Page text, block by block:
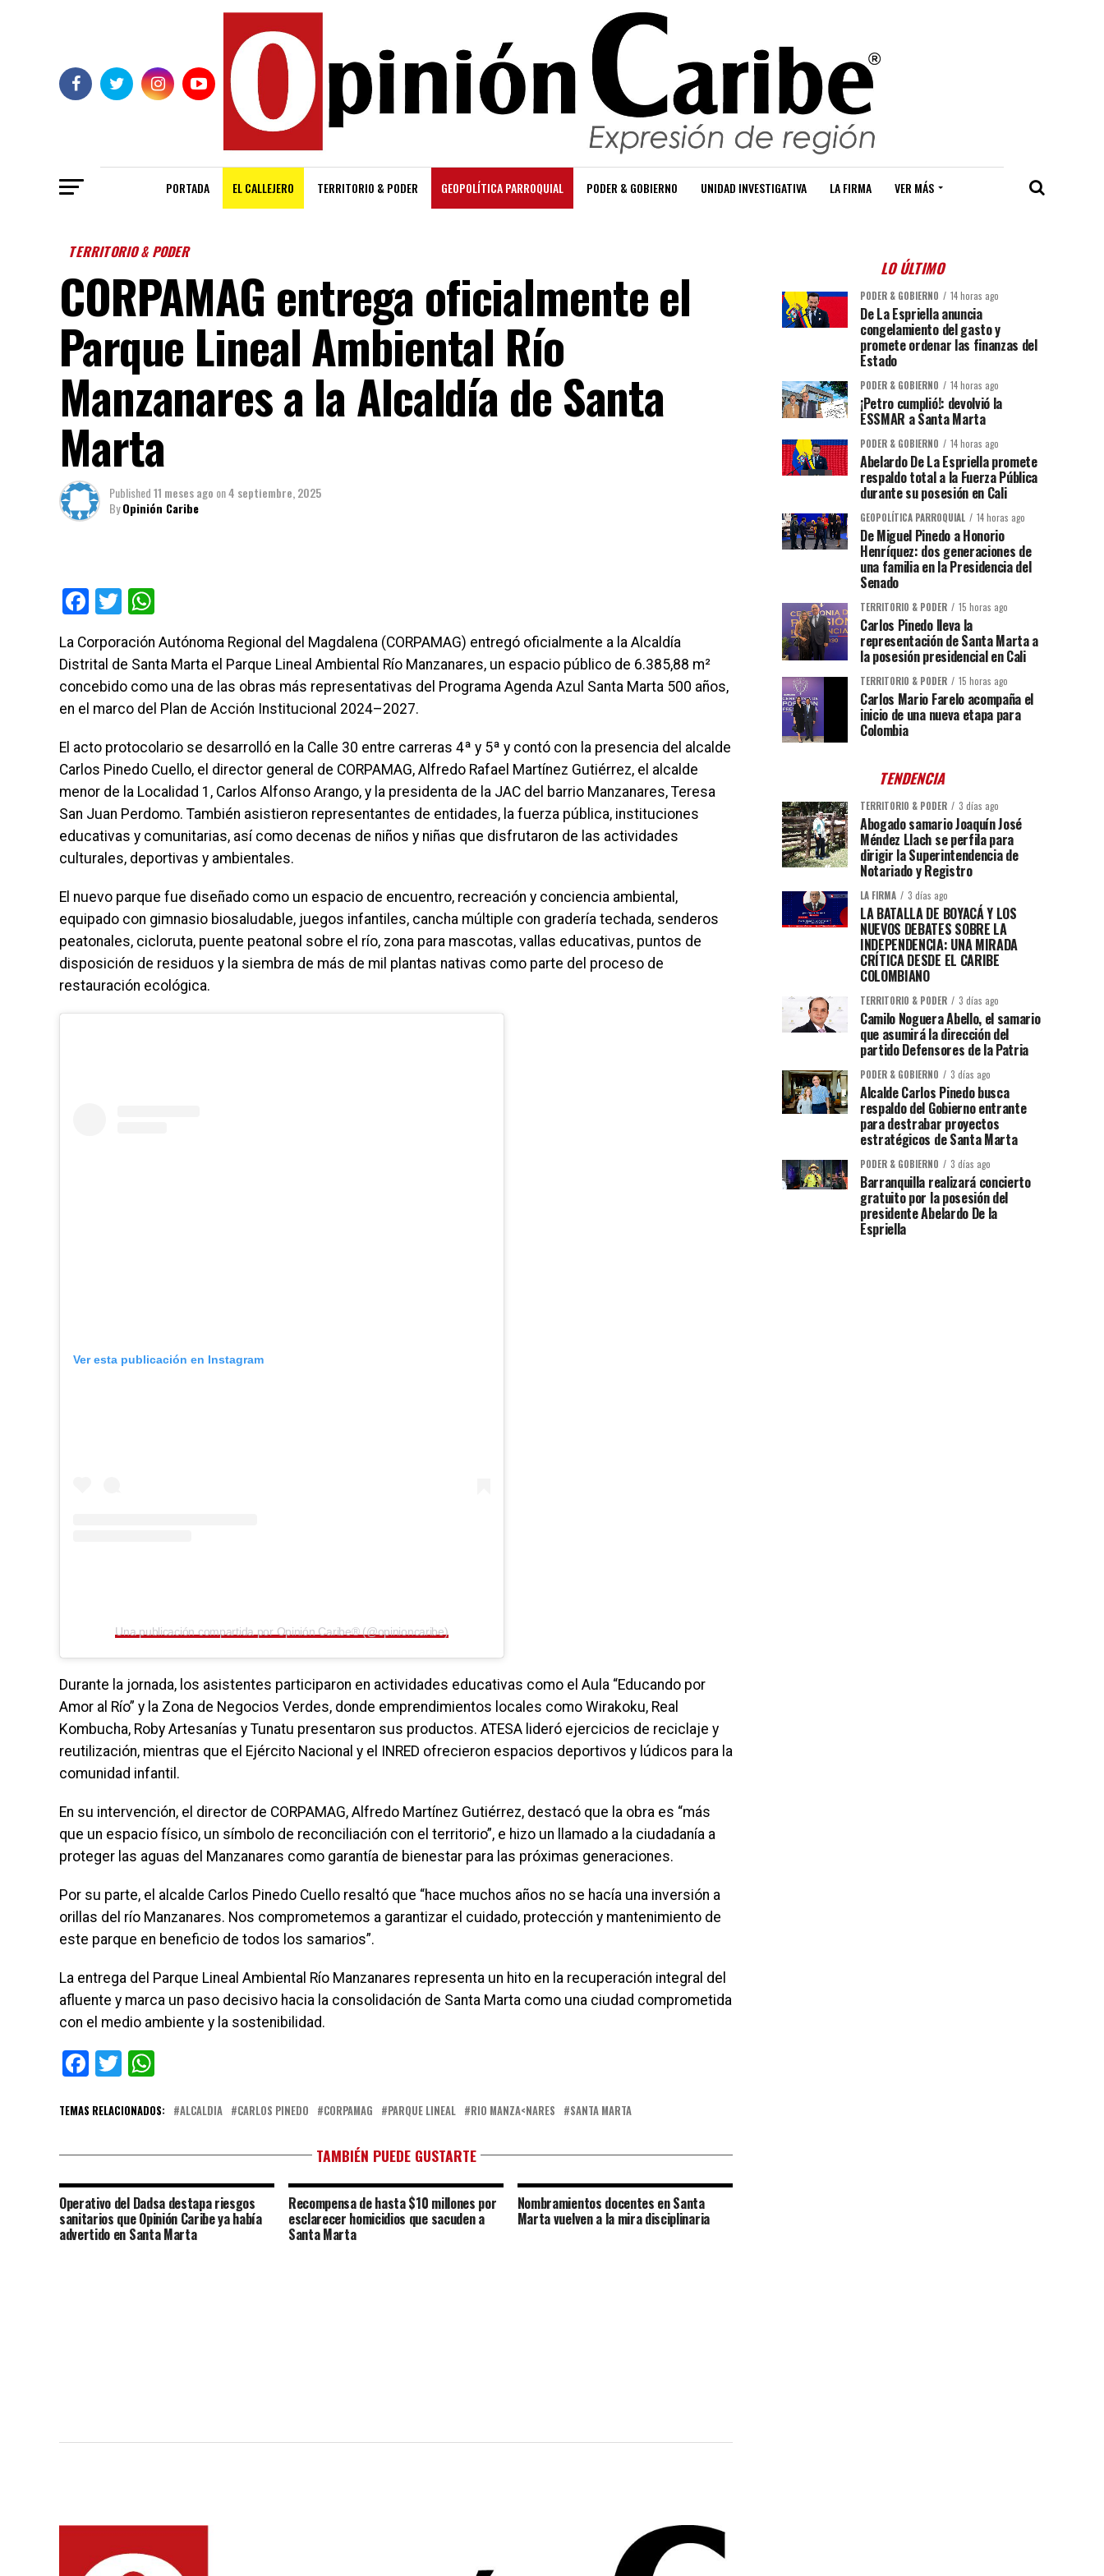
PORTADA EL CALLEJERO TERRITORIO & PODER GEOPOLÍTICA PARROQUIAL PODER & GOBIERNO UNIDAD INVESTIGATIVA LA FIRMA VER MÁS
TERRITORIO & PODER
CORPAMAG entrega oficialmente el
Parque Lineal Ambiental Río
Manzanares a la Alcaldía de Santa
Marta
Published11 meses ago on4 septiembre, 2025
ByOpinión Caribe
Facebook
Twitter
La Corporación Autónoma Regional del Magdalena (CORPAMAG) entregó oficialmente a la Alcaldía
Distrital de Santa Marta el Parque Lineal Ambiental Río Manzanares, un espacio público de 6.385,88 m²
concebido como una de las obras más representativas del Programa Agenda Azul Santa Marta 500 años,
en el marco del Plan de Acción Institucional 2024–2027.
El acto protocolario se desarrolló en la Calle 30 entre carreras 4ª y 5ª y contó con la presencia del alcalde
Carlos Pinedo Cuello, el director general de CORPAMAG, Alfredo Rafael Martínez Gutiérrez, el alcalde
menor de la Localidad 1, Carlos Alfonso Arango, y la presidenta de la JAC del barrio Manzanares, Teresa
San Juan Perdomo. También asistieron representantes de entidades, la fuerza pública, instituciones
educativas y comunitarias, así como decenas de niños y niñas que disfrutaron de las actividades
culturales, deportivas y ambientales.
El nuevo parque fue diseñado como un espacio de encuentro, recreación y conciencia ambiental,
equipado con gimnasio biosaludable, juegos infantiles, cancha múltiple con gradería techada, senderos
peatonales, cicloruta, puente peatonal sobre el río, zona para mascotas, vallas educativas, puntos de
disposición de residuos y la siembra de más de mil plantas nativas como parte del proceso de
restauración ecológica.
Ver esta publicación en Instagram
Una publicación compartida por Opinión Caribe® (@opinioncaribe)
Durante la jornada, los asistentes participaron en actividades educativas como el Aula “Educando por
Amor al Río” y la Zona de Negocios Verdes, donde emprendimientos locales como Wirakoku, Real
Kombucha, Roby Artesanías y Tunatu presentaron sus productos. ATESA lideró ejercicios de reciclaje y
reutilización, mientras que el Ejército Nacional y el INRED ofrecieron espacios deportivos y lúdicos para la
comunidad infantil.
En su intervención, el director de CORPAMAG, Alfredo Martínez Gutiérrez, destacó que la obra es “más
que un espacio físico, un símbolo de reconciliación con el territorio”, e hizo un llamado a la ciudadanía a
proteger las aguas del Manzanares como garantía de bienestar para las próximas generaciones.
Por su parte, el alcalde Carlos Pinedo Cuello resaltó que “hace muchos años no se hacía una inversión a
orillas del río Manzanares. Nos comprometemos a garantizar el cuidado, protección y mantenimiento de
este parque en beneficio de todos los samarios”.
La entrega del Parque Lineal Ambiental Río Manzanares representa un hito en la recuperación integral del
afluente y marca un paso decisivo hacia la consolidación de Santa Marta como una ciudad comprometida
con el medio ambiente y la sostenibilidad.
Facebook
Twitter
TEMAS RELACIONADOS: ALCALDIA CARLOS PINEDO CORPAMAG PARQUE LINEAL RIO MANZA<NARES SANTA MARTA
TAMBIÉN PUEDE GUSTARTE
Operativo del Dadsa destapa riesgos
sanitarios que Opinión Caribe ya había
advertido en Santa Marta
Recompensa de hasta $10 millones por
esclarecer homicidios que sacuden a
Santa Marta
Nombramientos docentes en Santa
Marta vuelven a la mira disciplinaria
LO ÚLTIMO
PODER & GOBIERNO 14 horas ago
De La Espriella anuncia
congelamiento del gasto y
promete ordenar las finanzas del
Estado
PODER & GOBIERNO 14 horas ago
¡Petro cumplió!: devolvió la
ESSMAR a Santa Marta
PODER & GOBIERNO 14 horas ago
Abelardo De La Espriella promete
respaldo total a la Fuerza Pública
durante su posesión en Cali
GEOPOLÍTICA PARROQUIAL 14 horas ago
De Miguel Pinedo a Honorio
Henríquez: dos generaciones de
una familia en la Presidencia del
Senado
TERRITORIO & PODER 15 horas ago
Carlos Pinedo lleva la
representación de Santa Marta a
la posesión presidencial en Cali
TERRITORIO & PODER 15 horas ago
Carlos Mario Farelo acompaña el
inicio de una nueva etapa para
Colombia
TENDENCIA
TERRITORIO & PODER 3 días ago
Abogado samario Joaquín José
Méndez Llach se perfila para
dirigir la Superintendencia de
Notariado y Registro
LA FIRMA 3 días ago
LA BATALLA DE BOYACÁ Y LOS
NUEVOS DEBATES SOBRE LA
INDEPENDENCIA: UNA MIRADA
CRÍTICA DESDE EL CARIBE
COLOMBIANO
TERRITORIO & PODER 3 días ago
Camilo Noguera Abello, el samario
que asumirá la dirección del
partido Defensores de la Patria
PODER & GOBIERNO 3 días ago
Alcalde Carlos Pinedo busca
respaldo del Gobierno entrante
para destrabar proyectos
estratégicos de Santa Marta
PODER & GOBIERNO 3 días ago
Barranquilla realizará concierto
gratuito por la posesión del
presidente Abelardo De la
Espriella